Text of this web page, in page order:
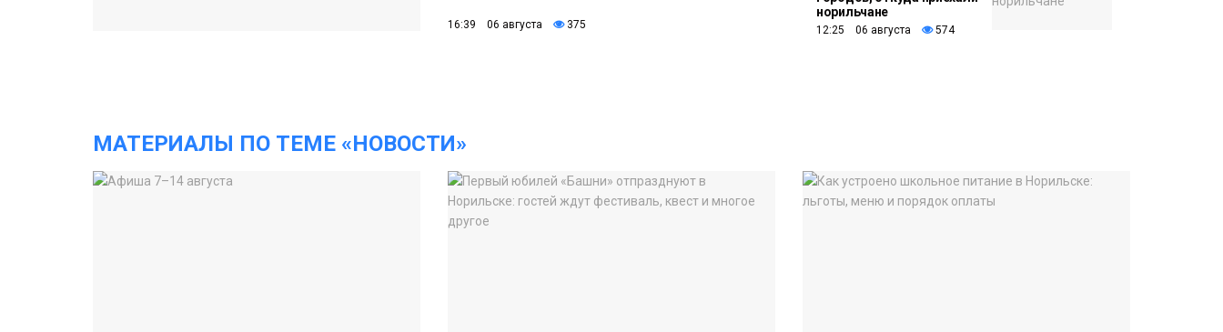
16:39 06 августа 375
норильчане
12:25 06 августа 574
МАТЕРИАЛЫ ПО ТЕМЕ «НОВОСТИ»